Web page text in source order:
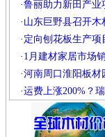
·鲁丽助力新田产业
· 山东巨野县召开木
· 定向刨花板生产项
· 1月建材家居市场
·河南周口淮阳板材
·运费上涨200%？